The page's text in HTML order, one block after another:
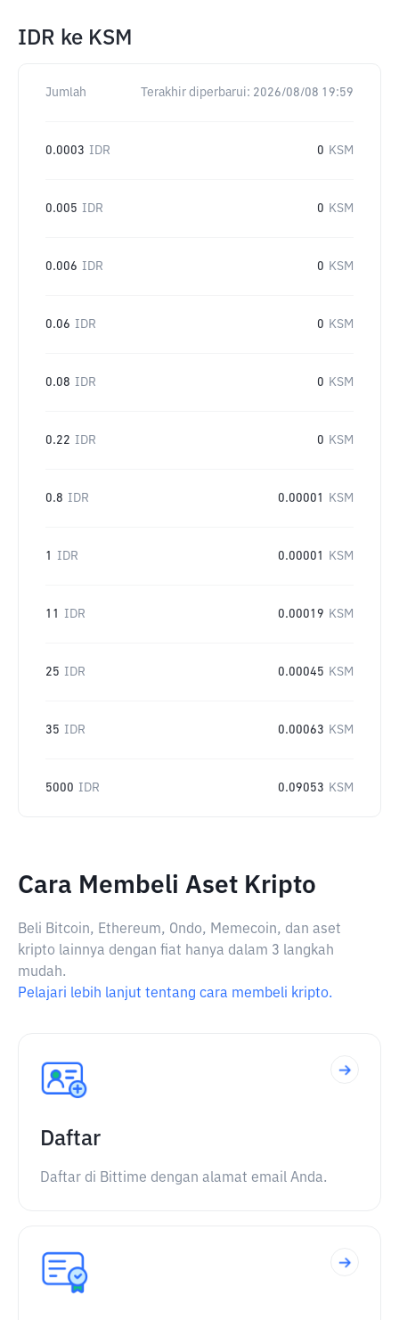
IDR ke KSM
Jumlah Terakhir diperbarui: 2026/08/08 19:59
0.0003 IDR 0 KSM
0.005 IDR 0 KSM
0.006 IDR 0 KSM
0.06 IDR 0 KSM
0.08 IDR 0 KSM
0.22 IDR 0 KSM
0.8 IDR 0.00001 KSM
1 IDR 0.00001 KSM
11 IDR 0.00019 KSM
25 IDR 0.00045 KSM
35 IDR 0.00063 KSM
5000 IDR 0.09053 KSM
Cara Membeli Aset Kripto
Beli Bitcoin, Ethereum, Ondo, Memecoin, dan aset
kripto lainnya dengan fiat hanya dalam 3 langkah
mudah.
Pelajari lebih lanjut tentang cara membeli kripto.
Daftar
Daftar di Bittime dengan alamat email Anda.